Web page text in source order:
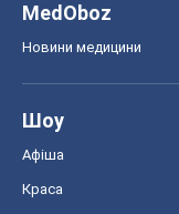
MedOboz
Новини медицини
Шоу
Афіша
Краса